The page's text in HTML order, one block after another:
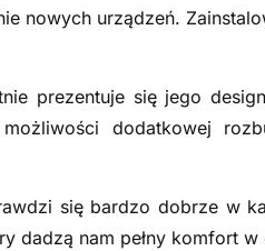
nowych urządzeń.
prezentuje się jego
dodatkowej
się bardzo dobrze w
dadzą nam pełny komfort w